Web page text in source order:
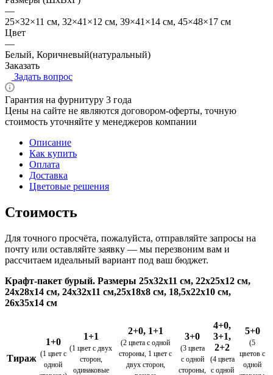
—
25×32×11 см, 32×41×12 см, 39×41×14 см, 45×48×17 см
Цвет
—
Белый, Коричневый(натуральный)
Заказать
Задать вопрос
Гарантия на фурнитуру 3 года
Цены на сайте не являются договором-оферты, точную
стоимость уточняйте у менеджеров компании
Описание
Как купить
Оплата
Доставка
Цветовые решения
Стоимость
Для точного просчёта, пожалуйста, отправляйте запросы на
почту или оставляйте заявку — мы перезвоним вам и
рассчитаем идеальный вариант под ваш бюджет.
Крафт-пакет бурый. Размеры 25х32х11 см, 22х25х12 см,
24х28х14 см, 24х32х11 см,25х18х8 см, 18,5х22х10 см,
26х35х14 см
Тираж
1+0
(1 цвет с
одной
1+1
(1 цвет с двух
сторон,
одинаковые
2+0, 1+1
(2 цвета с одной
стороны, 1 цвет с
двух сторон,
3+0
(3 цвета
с одной
стороны,
4+0,
3+1,
2+2
(4 цвета
с одной
5+0
(5
цветов с
одной